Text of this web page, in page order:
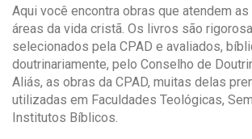
Aqui você encontra obras que atendem
áreas da vida cristã. Os livros são
selecionados pela CPAD e avaliados,
doutrinariamente, pelo Conselho de
Aliás, as obras da CPAD, muitas delas
utilizadas em Faculdades Teológicas,
Institutos Bíblicos.